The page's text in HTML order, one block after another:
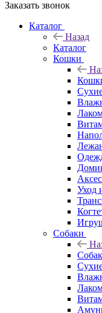
Заказать звонок
Каталог
Назад
Каталог
Кошки
Уход
Собаки